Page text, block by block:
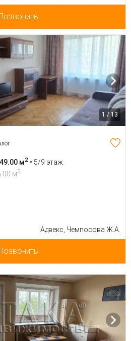
Позвонить
1 / 13
м2 • 5/9 этаж
м2
Адвекс, Чемпосова Ж.А.